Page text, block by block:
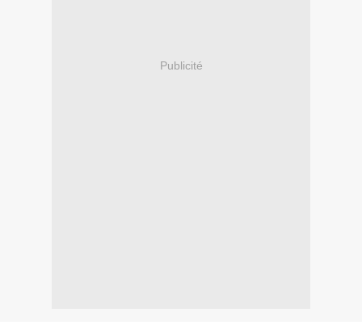
Publicité